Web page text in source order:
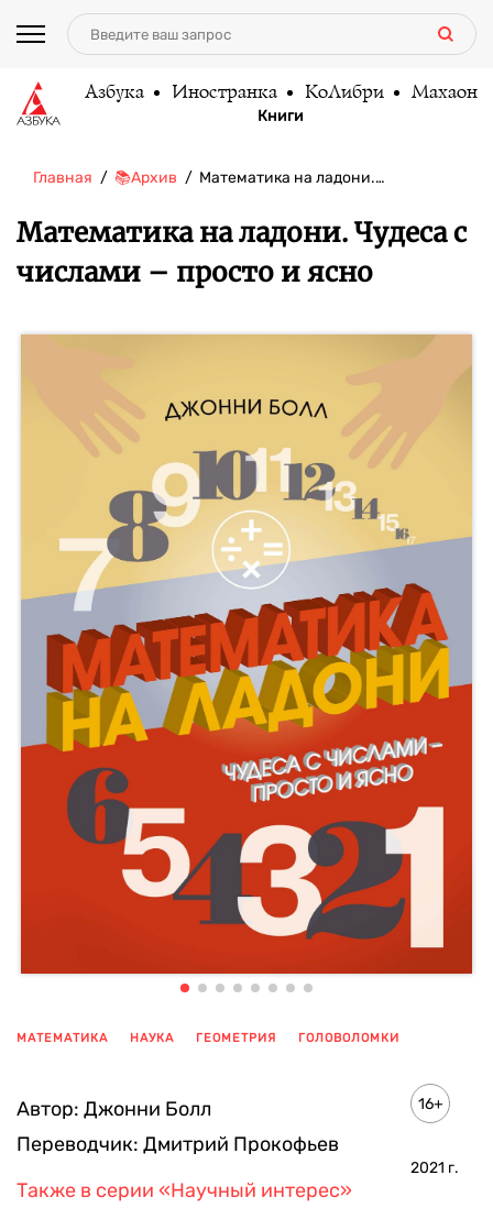
Азбука Иностранка КоЛибри Махаон
Книги
Главная 📚Архив Математика на ладони.…
Математика на ладони. Чудеса с
числами – просто и ясно
МАТЕМАТИКА НАУКА ГЕОМЕТРИЯ ГОЛОВОЛОМКИ
Автор: Джонни Болл
Переводчик: Дмитрий Прокофьев
16+
2021 г.
Также в серии «Научный интерес»